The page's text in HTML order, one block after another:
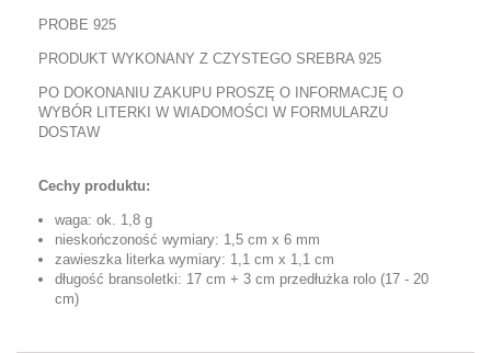
PROBE 925
PRODUKT WYKONANY Z CZYSTEGO SREBRA 925
PO DOKONANIU ZAKUPU PROSZĘ O INFORMACJĘ O
WYBÓR LITERKI W WIADOMOŚCI W FORMULARZU
DOSTAW
Cechy produktu:
waga: ok. 1,8 g
nieskończoność wymiary: 1,5 cm x 6 mm
zawieszka literka wymiary: 1,1 cm x 1,1 cm
długość bransoletki: 17 cm + 3 cm przedłużka rolo (17 - 20
cm)